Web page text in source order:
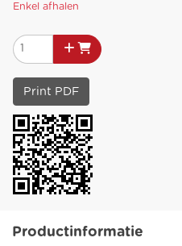
Enkel afhalen
Print PDF
Productinformatie